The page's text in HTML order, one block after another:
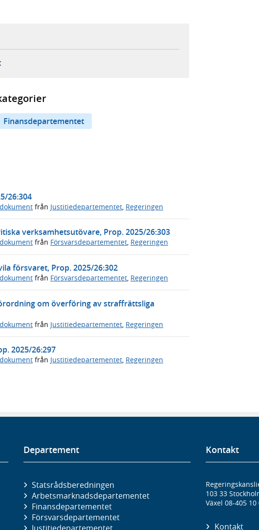
webbplats,
flik, extern webbplats,
- öppnar din e-postklient,
Finansdepartementet
26:304
från Justitiedepartementet Regeringen
verksamhetsutövare, Prop. 2025/26:303
från Försvarsdepartementet, Regeringen
försvaret, Prop. 2025/26:302
från Försvarsdepartementet, Regeringen
om överföring av straffrättsliga
från Justitiedepartementet Regeringen
2025/26:297
från Justitiedepartementet, Regeringen
Departement
Statsrådsberedningen
Arbetsmarknads­departementet
Finans­departementet
Försvars­departementet
Kontakt
103 33
Växel 08-405 10
Kontakt